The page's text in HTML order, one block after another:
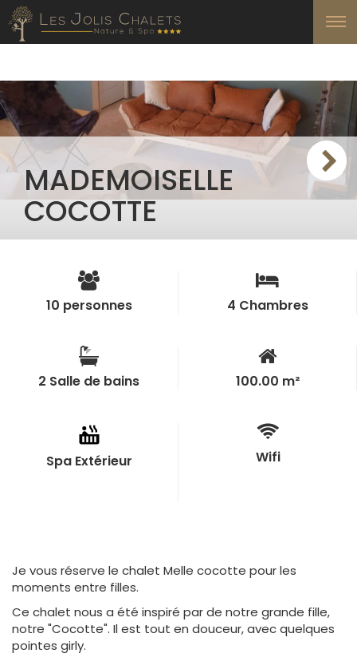
MADEMOISELLE
COCOTTE
10 personnes 4 Chambres
2 Salle de bains 100.00 m²
Spa Extérieur Wifi
Je vous réserve le chalet Melle cocotte pour les
moments entre filles.
Ce chalet nous a été inspiré par de notre grande fille,
notre "Cocotte". Il est tout en douceur, avec quelques
pointes girly.